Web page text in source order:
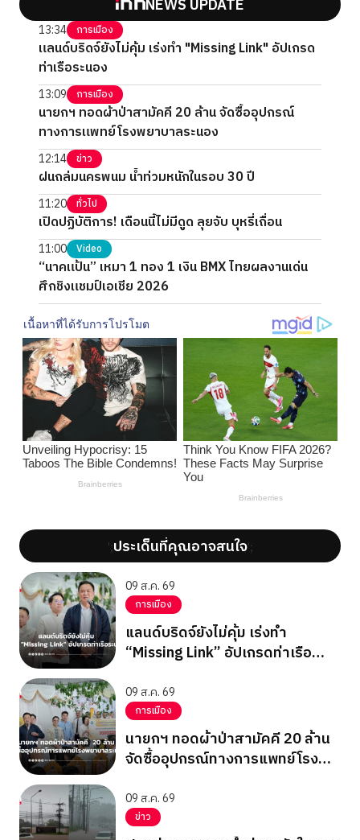
NEWS UPDATE
13:34 การเมือง
แลนด์บริดจ์ยังไม่คุ้ม เร่งทำ "Missing Link" อัปเกรด
ท่าเรือระนอง
13:09 การเมือง
นายกฯ ทอดผ้าป่าสามัคคี 20 ล้าน จัดซื้ออุปกรณ์
ทางการแพทย์โรงพยาบาลระนอง
12:14 ข่าว
ฝนถล่มนครพนม น้ำท่วมหนักในรอบ 30 ปี
11:20 ทั่วไป
เปิดปฏิบัติการ! เดือนนี้ไม่มีดูด ลุยจับ บุหรี่เถื่อน
11:00 Video
“นาคแป้น” เหมา 1 ทอง 1 เงิน BMX ไทยผลงานเด่น
ศึกชิงแชมป์เอเชีย 2026
';ประเด็นที่คุณอาจสนใจ';
09 ส.ค. 69
การเมือง
แลนด์บริดจ์ยังไม่คุ้ม เร่งทำ
“Missing Link” อัปเกรดท่าเรือ
09 ส.ค. 69
การเมือง
นายกฯ ทอดผ้าป่าสามัคคี 20 ล้าน
จัดซื้ออุปกรณ์ทางการแพทย์โรง
09 ส.ค. 69
ข่าว